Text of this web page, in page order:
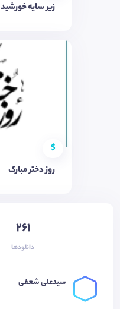
زیر سایه خورشید
$
روز دختر مبارک
261
دانلودها
سیدعلی شعفی